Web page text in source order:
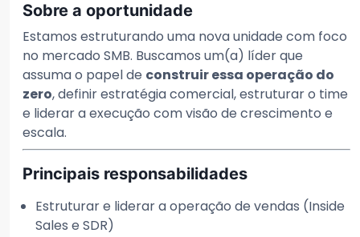
Sobre a oportunidade
Estamos estruturando uma nova unidade com foco
no mercado SMB. Buscamos um(a) líder que
assuma o papel de construir essa operação do
zero, definir estratégia comercial, estruturar o time
e liderar a execução com visão de crescimento e
escala.
Principais responsabilidades
Estruturar e liderar a operação de vendas (Inside
Sales e SDR)